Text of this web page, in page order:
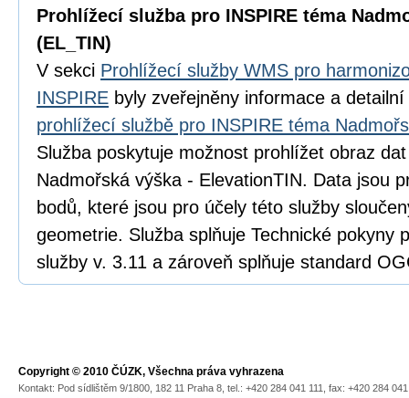
Prohlížecí služba pro INSPIRE téma
(EL_TIN)
V sekci Prohlížecí služby WMS pro
INSPIRE byly zveřejněny informace a
prohlížecí službě pro INSPIRE téma
Služba poskytuje možnost prohlížet obraz
Nadmořská výška - ElevationTIN. Data jsou
bodů, které jsou pro účely této služby
geometrie. Služba splňuje Technické pokyny
služby v. 3.11 a zároveň splňuje standard
Copyright © 2010 ČÚZK, Všechna práva vyhrazena
Kontakt: Pod sídlištěm 9/1800, 182 11 Praha 8, tel.: +420 284 041 111, fax: +420 284